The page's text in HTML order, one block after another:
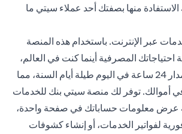
منها بصفتك أحد عملاء سيتي ما
عبر الإنترنت. باستخدام هذه المنصة
احتياجاتك المصرفية أينما كنت في العالم،
وكيفما تريد، وعلى مدار 24 ساعة في اليوم طيلة أيام السنة، مما
أموالك. توفر لك منصة سيتي بنك للخدمات
عرض معلومات حساباتك في صفحة واحدة،
لفواتير الخدمات، أو إنشاء كشوفات